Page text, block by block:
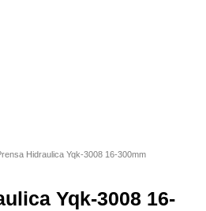
Hidraulica Yqk-3008 16-300mm
Yqk-3008 16-